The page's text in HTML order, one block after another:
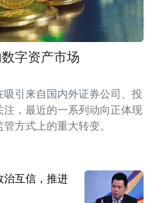
字资产市场
引来自国内外证券公司、投
，最近的一系列动向正体现
方式上的重大转变。
治互信，推进